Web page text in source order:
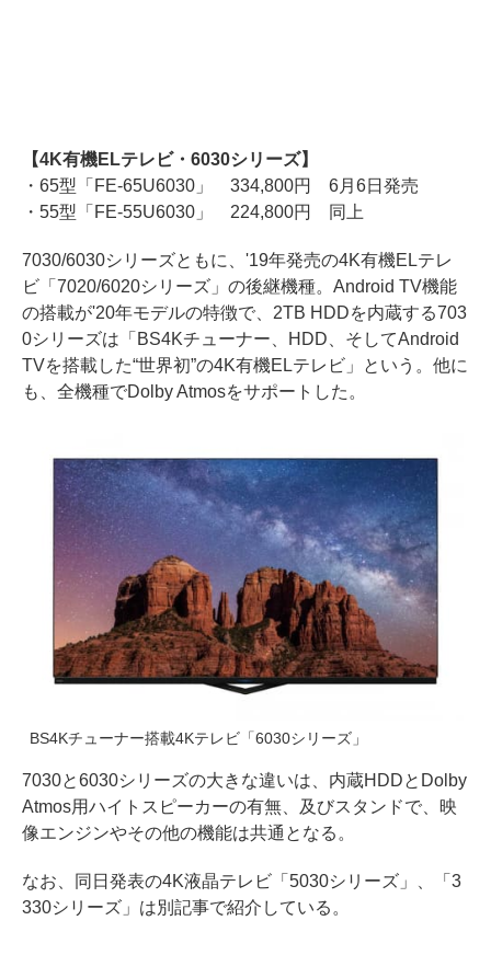
【4K有機ELテレビ・6030シリーズ】
・65型「FE-65U6030」 334,800円 6月6日発売
・55型「FE-55U6030」 224,800円 同上
7030/6030シリーズともに、'19年発売の4K有機ELテレ
ビ「7020/6020シリーズ」の後継機種。Android TV機能
の搭載が'20年モデルの特徴で、2TB HDDを内蔵する703
0シリーズは「BS4Kチューナー、HDD、そしてAndroid
TVを搭載した“世界初”の4K有機ELテレビ」という。他に
も、全機種でDolby Atmosをサポートした。
BS4Kチューナー搭載4Kテレビ「6030シリーズ」
7030と6030シリーズの大きな違いは、内蔵HDDとDolby
Atmos用ハイトスピーカーの有無、及びスタンドで、映
像エンジンやその他の機能は共通となる。
なお、同日発表の4K液晶テレビ「5030シリーズ」、「3
330シリーズ」は別記事で紹介している。